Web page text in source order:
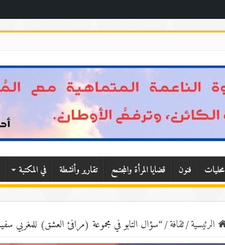
محليات فنون قضايا المرأة والمجتمع تقارير وأنشطة في المكتبة
الرئيسية/ثقافة/“سؤال التابو في مجموعة (مرافئ العشق) للمغربي